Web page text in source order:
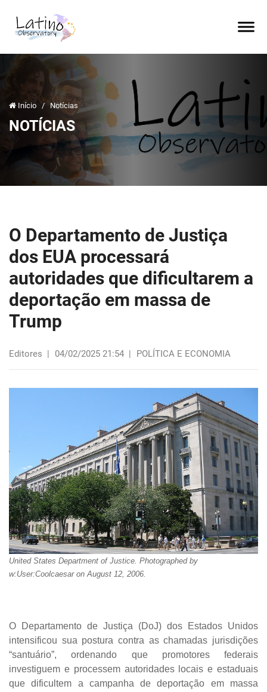
Início / Notícias
NOTÍCIAS
O Departamento de Justiça
dos EUA processará
autoridades que dificultarem a
deportação em massa de
Trump
Editores | 04/02/2025 21:54 | POLÍTICA E ECONOMIA
United States Department of Justice. Photographed by
w:User:Coolcaesar on August 12, 2006.
O Departamento de Justiça (DoJ) dos Estados Unidos
intensificou sua postura contra as chamadas jurisdições
“santuário”, ordenando que promotores federais
investiguem e processem autoridades locais e estaduais
que dificultem a campanha de deportação em massa